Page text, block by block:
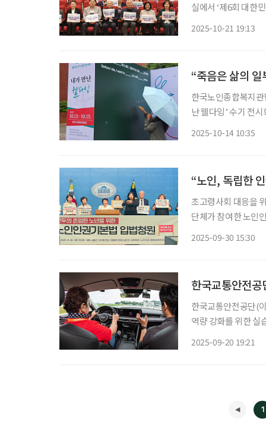
실에서 ‘제6회 대한
2025-10-21 19:13
“죽음은 삶의
한국노인종합복지
난 웰다잉’ 수기 전
2025-10-14 10:35
“노인, 독립한
초고령사회 대응을
단체가 참여한 노인
2025-09-30 15:30
한국교통안전
한국교통안전공단(
역량 강화를 위한 실습형 안
2025-09-20 19:21
1